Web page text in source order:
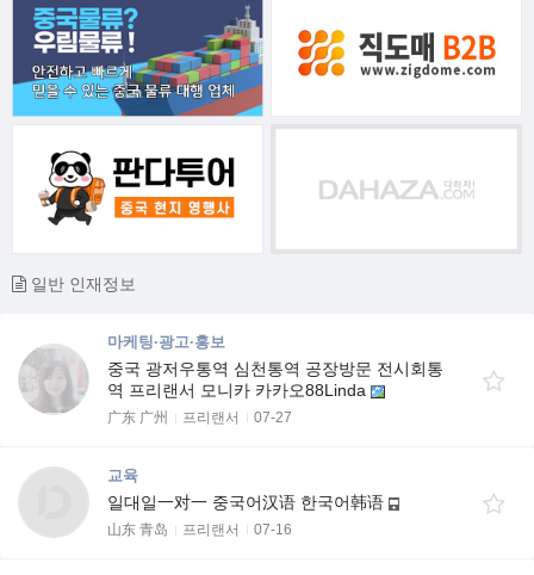
일반 인재정보
마케팅·광고·홍보
중국 광저우통역 심천통역 공장방문 전시회통
역 프리랜서 모니카 카카오88Linda
广东 广州 프리랜서 07-27
교육
일대일一对一 중국어汉语 한국어韩语
山东 青岛 프리랜서 07-16